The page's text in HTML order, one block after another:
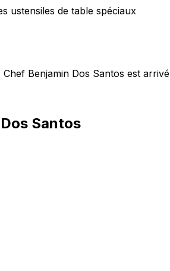
ustensiles de table spéciaux
Benjamin Dos Santos est arrivé
Santos